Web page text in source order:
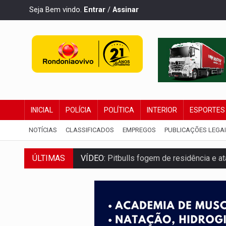
Seja Bem vindo. Entrar / Assinar
INICIAL POLÍCIA POLÍTICA INTERIOR ESPORTES
NOTÍCIAS CLASSIFICADOS EMPREGOS PUBLICAÇÕES
ÚLTIMAS VÍDEO: Pitbulls fogem de residência e
AÇÃO CONJUNTA:Forças policiais
PF ESTÁ APURANDO: Flávio Bolsonaro
NO CENTRO:Colisão entre ônibus e